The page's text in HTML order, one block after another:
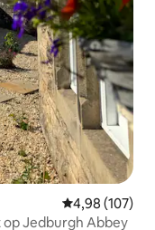
Gemiddelde
4,98 (107)
Jedburgh Abbey